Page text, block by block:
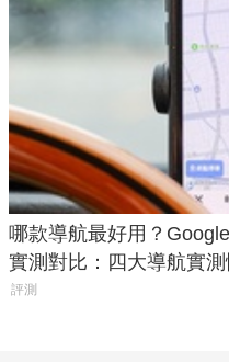
哪款導航最好用？
實測對比：四大導航實
評測